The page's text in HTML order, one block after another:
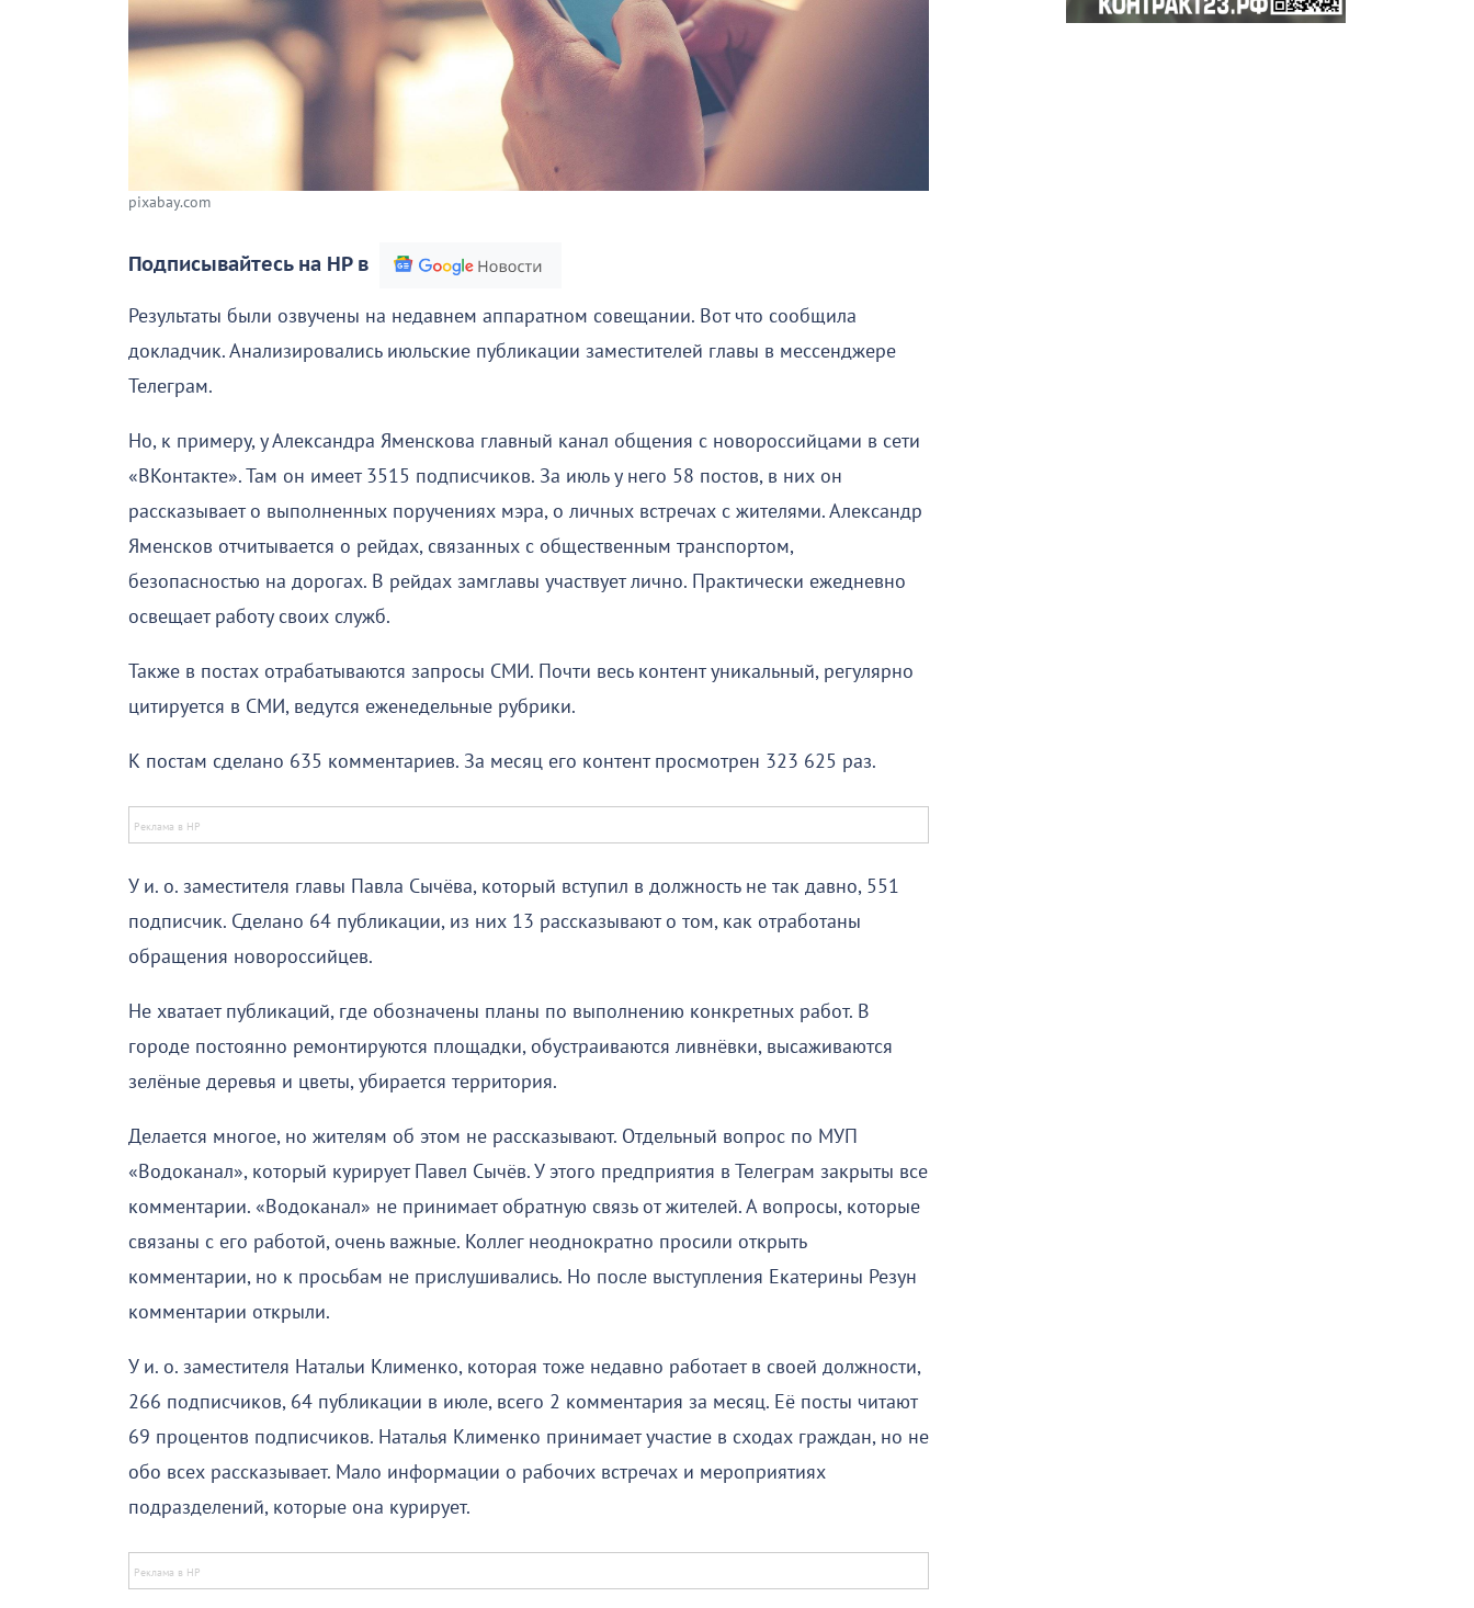
pixabay.com
Подписывайтесь на НР в
Результаты были озвучены на недавнем аппаратном совещании. Вот что сообщила
докладчик. Анализировались июльские публикации заместителей главы в мессенджере
Телеграм.
Но, к примеру, у Александра Яменскова главный канал общения с новороссийцами в сети
«ВКонтакте». Там он имеет 3515 подписчиков. За июль у него 58 постов, в них он
рассказывает о выполненных поручениях мэра, о личных встречах с жителями. Александр
Яменсков отчитывается о рейдах, связанных с общественным транспортом,
безопасностью на дорогах. В рейдах замглавы участвует лично. Практически ежедневно
освещает работу своих служб.
Также в постах отрабатываются запросы СМИ. Почти весь контент уникальный, регулярно
цитируется в СМИ, ведутся еженедельные рубрики.
К постам сделано 635 комментариев. За месяц его контент просмотрен 323 625 раз.
У и. о. заместителя главы Павла Сычёва, который вступил в должность не так давно, 551
подписчик. Сделано 64 публикации, из них 13 рассказывают о том, как отработаны
обращения новороссийцев.
Не хватает публикаций, где обозначены планы по выполнению конкретных работ. В
городе постоянно ремонтируются площадки, обустраиваются ливнёвки, высаживаются
зелёные деревья и цветы, убирается территория.
Делается многое, но жителям об этом не рассказывают. Отдельный вопрос по МУП
«Водоканал», который курирует Павел Сычёв. У этого предприятия в Телеграм закрыты все
комментарии. «Водоканал» не принимает обратную связь от жителей. А вопросы, которые
связаны с его работой, очень важные. Коллег неоднократно просили открыть
комментарии, но к просьбам не прислушивались. Но после выступления Екатерины Резун
комментарии открыли.
У и. о. заместителя Натальи Клименко, которая тоже недавно работает в своей должности,
266 подписчиков, 64 публикации в июле, всего 2 комментария за месяц. Её посты читают
69 процентов подписчиков. Наталья Клименко принимает участие в сходах граждан, но не
обо всех рассказывает. Мало информации о рабочих встречах и мероприятиях
подразделений, которые она курирует.